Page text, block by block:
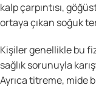
kalp çarpıntısı,
ortaya çıkan soğuk
Kişiler genellikle bu
sağlık sorunuyla
Ayrıca titreme, mide